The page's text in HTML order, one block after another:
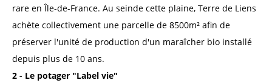
rare en Île-de-France. Au seinde cette plaine, Terre de Liens
achète collectivement une parcelle de 8500m² afin de
préserver l'unité de production d'un maraîcher bio installé
depuis plus de 10 ans.
2 - Le potager "Label vie"